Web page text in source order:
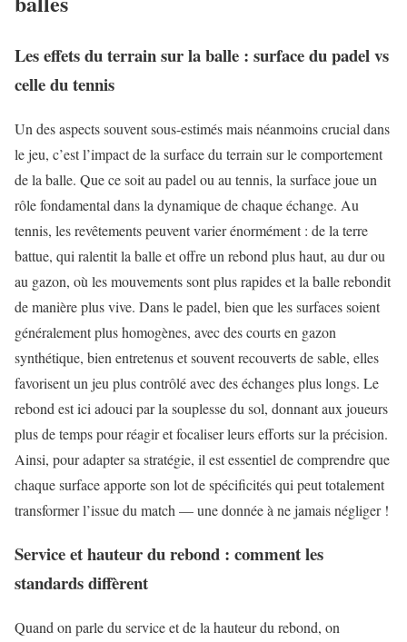
Les effets du terrain sur la balle : surface du padel vs
celle du tennis
Un des aspects souvent sous-estimés mais néanmoins crucial dans
le jeu, c’est l’impact de la surface du terrain sur le comportement
de la balle. Que ce soit au padel ou au tennis, la surface joue un
rôle fondamental dans la dynamique de chaque échange. Au
tennis, les revêtements peuvent varier énormément : de la terre
battue, qui ralentit la balle et offre un rebond plus haut, au dur ou
au gazon, où les mouvements sont plus rapides et la balle rebondit
de manière plus vive. Dans le padel, bien que les surfaces soient
généralement plus homogènes, avec des courts en gazon
synthétique, bien entretenus et souvent recouverts de sable, elles
favorisent un jeu plus contrôlé avec des échanges plus longs. Le
rebond est ici adouci par la souplesse du sol, donnant aux joueurs
plus de temps pour réagir et focaliser leurs efforts sur la précision.
Ainsi, pour adapter sa stratégie, il est essentiel de comprendre que
chaque surface apporte son lot de spécificités qui peut totalement
transformer l’issue du match — une donnée à ne jamais négliger !
Service et hauteur du rebond : comment les
standards diffèrent
Quand on parle du service et de la hauteur du rebond, on